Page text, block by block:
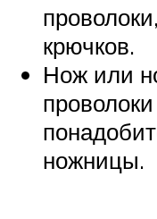
крючков.
Нож или
ножницы.